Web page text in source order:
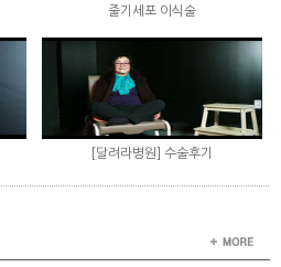
줄기세포 이식술
[달려라병원] 수술후기